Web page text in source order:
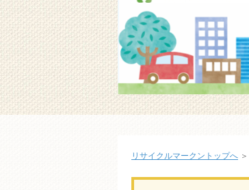
リサイクルマークントップへ ＞